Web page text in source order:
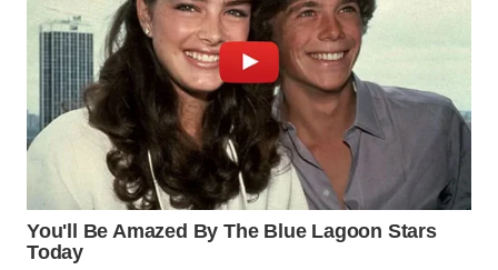
NIAS
WN
LANGKAT
TAPANULI
SELATAN
WN